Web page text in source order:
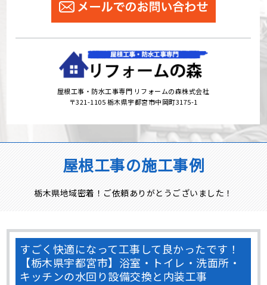
屋根工事・防水工事専門 リフォームの森株式会社
〒321-1105 栃木県宇都宮市中岡町3175-1
屋根工事の施工事例
栃木県地域密着！ご依頼ありがとうございました！
すごく快適になって工事して良かったです！
【栃木県宇都宮市】浴室・トイレ・洗面所・
キッチンの水回り設備交換と内装工事